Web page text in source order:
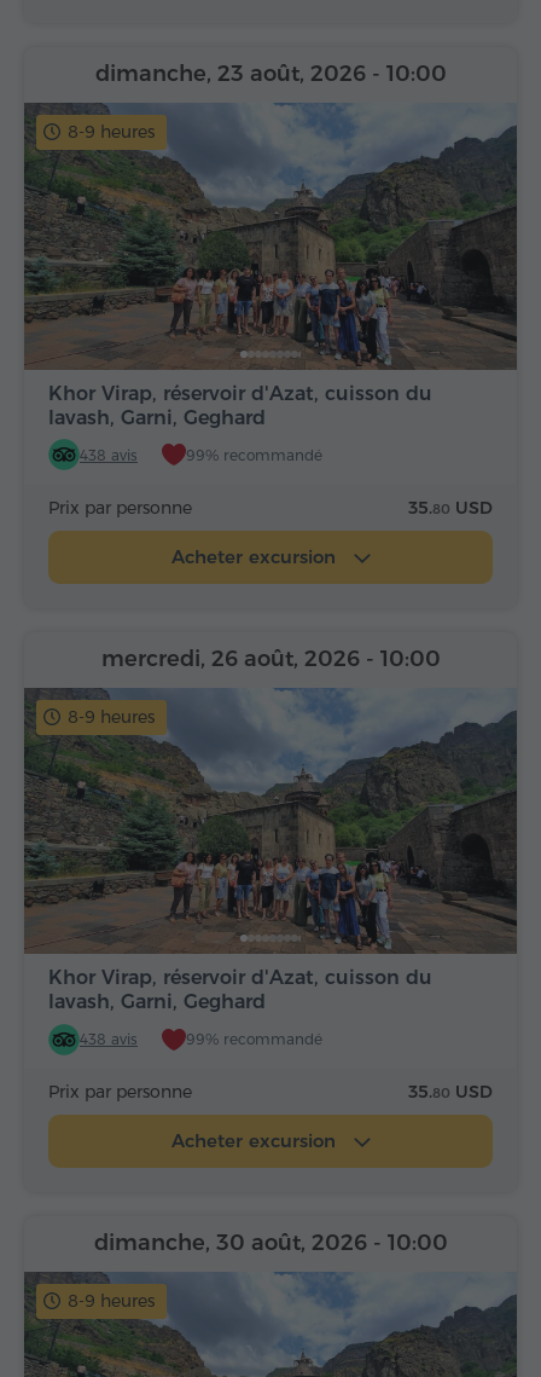
8-9 heures
Khor Virap, réservoir d'Azat, cuisson du
lavash, Garni, Geghard
438 avis 99% recommandé
dimanche, 23 août, 2026 - 10:00
Prix par personne 35.80 USD
Acheter excursion
8-9 heures
Khor Virap, réservoir d'Azat, cuisson du
lavash, Garni, Geghard
438 avis 99% recommandé
mercredi, 26 août, 2026 - 10:00
Prix par personne 35.80 USD
Acheter excursion
8-9 heures
dimanche, 30 août, 2026 - 10:00